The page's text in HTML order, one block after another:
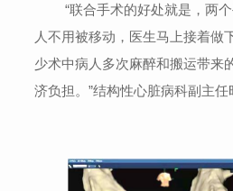
“联合手术的好处就是，两
人不用被移动，医生马上接着做
少术中病人多次麻醉和搬运带来
济负担。”结构性心脏病科副主任